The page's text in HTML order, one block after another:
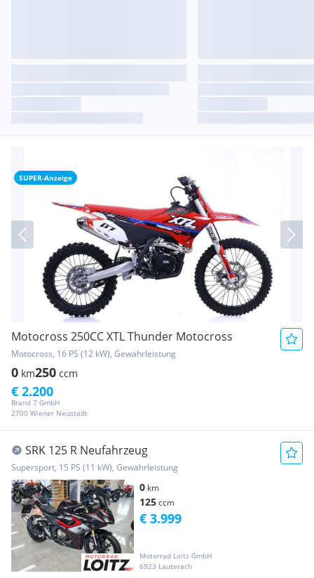
SUPER-Anzeige
Motocross 250CC XTL Thunder Motocross
Motocross, 16 PS (12 kW), Gewährleistung
0 km250 ccm
Brand 7 GmbH
2700 Wiener Neustadt
€ 2.200
SRK 125 R Neufahrzeug
Supersport, 15 PS (11 kW), Gewährleistung
0 km
125ccm
Motorrad Loitz GmbH
6923 Lauterach
€ 3.999